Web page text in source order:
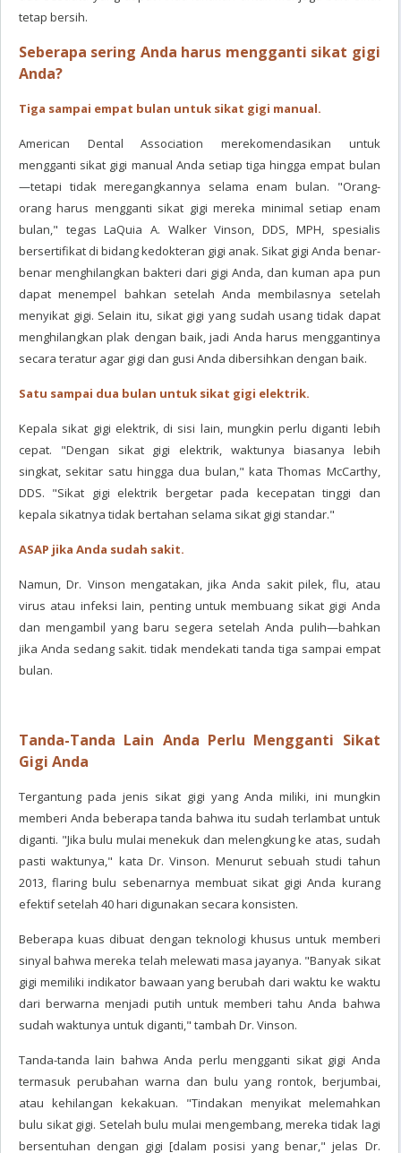
tetap bersih.
Seberapa sering Anda harus mengganti sikat gigi
Anda?
Tiga sampai empat bulan untuk sikat gigi manual.
American Dental Association merekomendasikan untuk
mengganti sikat gigi manual Anda setiap tiga hingga empat bulan
—tetapi tidak meregangkannya selama enam bulan. "Orang-
orang harus mengganti sikat gigi mereka minimal setiap enam
bulan," tegas LaQuia A. Walker Vinson, DDS, MPH, spesialis
bersertifikat di bidang kedokteran gigi anak. Sikat gigi Anda benar-
benar menghilangkan bakteri dari gigi Anda, dan kuman apa pun
dapat menempel bahkan setelah Anda membilasnya setelah
menyikat gigi. Selain itu, sikat gigi yang sudah usang tidak dapat
menghilangkan plak dengan baik, jadi Anda harus menggantinya
secara teratur agar gigi dan gusi Anda dibersihkan dengan baik.
Satu sampai dua bulan untuk sikat gigi elektrik.
Kepala sikat gigi elektrik, di sisi lain, mungkin perlu diganti lebih
cepat. "Dengan sikat gigi elektrik, waktunya biasanya lebih
singkat, sekitar satu hingga dua bulan," kata Thomas McCarthy,
DDS. "Sikat gigi elektrik bergetar pada kecepatan tinggi dan
kepala sikatnya tidak bertahan selama sikat gigi standar."
ASAP jika Anda sudah sakit.
Namun, Dr. Vinson mengatakan, jika Anda sakit pilek, flu, atau
virus atau infeksi lain, penting untuk membuang sikat gigi Anda
dan mengambil yang baru segera setelah Anda pulih—bahkan
jika Anda sedang sakit. tidak mendekati tanda tiga sampai empat
bulan.
Tanda-Tanda Lain Anda Perlu Mengganti Sikat
Gigi Anda
Tergantung pada jenis sikat gigi yang Anda miliki, ini mungkin
memberi Anda beberapa tanda bahwa itu sudah terlambat untuk
diganti. "Jika bulu mulai menekuk dan melengkung ke atas, sudah
pasti waktunya," kata Dr. Vinson. Menurut sebuah studi tahun
2013, flaring bulu sebenarnya membuat sikat gigi Anda kurang
efektif setelah 40 hari digunakan secara konsisten.
Beberapa kuas dibuat dengan teknologi khusus untuk memberi
sinyal bahwa mereka telah melewati masa jayanya. "Banyak sikat
gigi memiliki indikator bawaan yang berubah dari waktu ke waktu
dari berwarna menjadi putih untuk memberi tahu Anda bahwa
sudah waktunya untuk diganti," tambah Dr. Vinson.
Tanda-tanda lain bahwa Anda perlu mengganti sikat gigi Anda
termasuk perubahan warna dan bulu yang rontok, berjumbai,
atau kehilangan kekakuan. "Tindakan menyikat melemahkan
bulu sikat gigi. Setelah bulu mulai mengembang, mereka tidak lagi
bersentuhan dengan gigi [dalam posisi yang benar," jelas Dr.